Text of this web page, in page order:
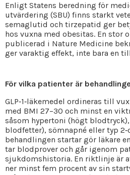
Enligt Statens beredning för
utvärdering (SBU) finns starkt
semaglutid och tirzepatid ger
hos vuxna med obesitas. En stor
publicerad i Nature Medicine
ger varaktig effekt, inte bara en
För vilka patienter är
GLP‑1‑läkemedel ordineras till
med BMI 27–30 och minst en
såsom hypertoni (högt
blodfetter), sömnapné eller typ
behandlingen startar gör läkare
tar blodprover och går igenom
sjukdomshistoria. En riktlinje är
ner minst fem procent av sin